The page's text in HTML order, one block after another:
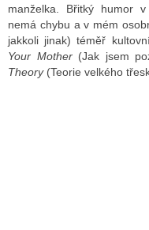
manželka. Břitký humor
nemá chybu a v mém
jakkoli jinak) téměř
Your Mother(Jak jsem
Theory(Teorie velkého